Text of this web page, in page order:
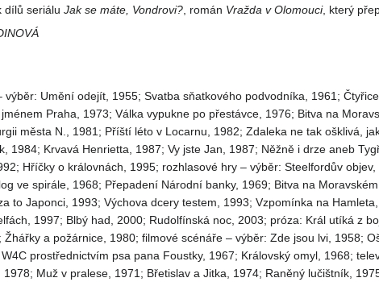
dílů seriálu Jak se máte, Vondrovi? , román Vražda v Olomouci, který
výběr: Umění odejít, 1955; Svatba sňatkového podvodníka, 1961;
Praha, 1973; Válka vypukne po přestávce, 1976; Bitva na
města N., 1981; Příští léto v Locarnu, 1982; Zdaleka ne tak ošklivá,
1984; Krvavá Henrietta, 1987; Vy jste Jan, 1987; Něžně i drze aneb
Hříčky o královnách, 1995; rozhlasové hry – výběr: Steelfordův
ve spirále, 1968; Přepadení Národní banky, 1969; Bitva na
to Japonci, 1993; Výchova dcery testem, 1993; Vzpomínka na
1997; Blbý had, 2000; Rudolfínská noc, 2003; próza: Král utíká z
Žhářky a požárnice, 1980; filmové scénáře – výběr: Zde jsou lvi, 1958;
prostřednictvím psa pana Foustky, 1967; Královský omyl, 1968;
1978; Muž v pralese, 1971; Břetislav a Jitka, 1974; Raněný lučištník,